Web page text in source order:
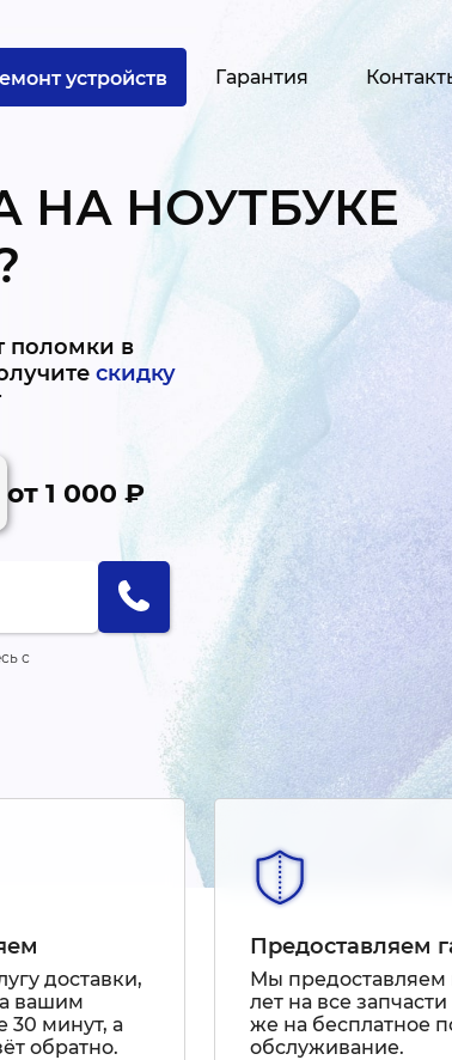
устройств Гарантия
НА НОУТБУКЕ
поломки в
скидку
от 1 000 ₽
с
доставки,
вашим
30 минут, а
обратно.
Предоставляем
Мы предоставляем
лет на все запчасти
же на бесплатное
обслуживание.